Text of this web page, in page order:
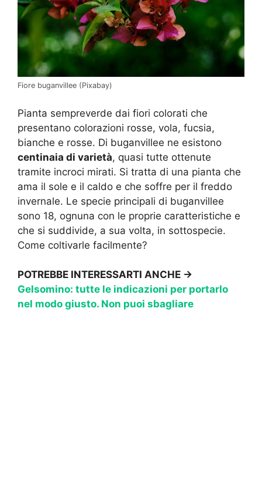
Fiore buganvillee (Pixabay)
Pianta sempreverde dai fiori colorati che
presentano colorazioni rosse, vola, fucsia,
bianche e rosse. Di buganvillee ne esistono
centinaia di varietà, quasi tutte ottenute
tramite incroci mirati. Si tratta di una pianta che
ama il sole e il caldo e che soffre per il freddo
invernale. Le specie principali di buganvillee
sono 18, ognuna con le proprie caratteristiche e
che si suddivide, a sua volta, in sottospecie.
Come coltivarle facilmente?
POTREBBE INTERESSARTI ANCHE →
Gelsomino: tutte le indicazioni per portarlo
nel modo giusto. Non puoi sbagliare